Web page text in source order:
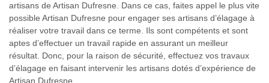
artisans de Artisan Dufresne. Dans ce cas, faites appel le plus vite
possible Artisan Dufresne pour engager ses artisans d’élagage à
réaliser votre travail dans ce terme. Ils sont compétents et sont
aptes d’effectuer un travail rapide en assurant un meilleur
résultat. Donc, pour la raison de sécurité, effectuez vos travaux
d’élagage en faisant intervenir les artisans dotés d’expérience de
Artisan Dufresne.